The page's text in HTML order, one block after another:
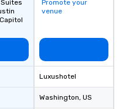
well.
Suites
Promote your
venue
Luxushotel
Washington, US